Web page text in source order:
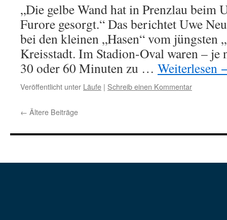
„Die gelbe Wand hat in Prenzlau beim
Furore gesorgt.“ Das berichtet Uwe
bei den kleinen „Hasen“ vom jüngsten
Kreisstadt. Im Stadion-Oval waren – je
30 oder 60 Minuten zu … Weiterlesen
Veröffentlicht unter Läufe | Schreib einen Kommentar
← Ältere Beiträge